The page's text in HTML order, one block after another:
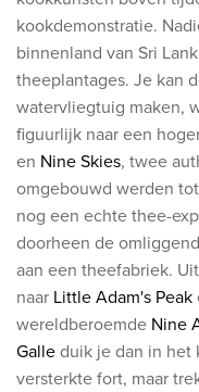
Dhigali Resort
SALT of Palmar
Bekijk alle
Over
Wie zijn wij
Waarom
Onze
Contacteer ons
Onze
kookdemonstratie.
binnenland van Sri
theeplantages. Je kan
watervliegtuig maken,
figuurlijk naar een
en Nine Skies, twee
omgebouwd werden
nog een echte thee-
doorheen de
aan een theefabriek.
naar Little Adam's Peak
wereldberoemde Nine
Galleduik je dan in het
versterkte fort, maar